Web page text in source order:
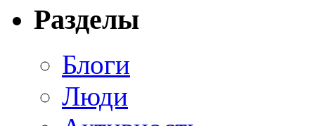
Разделы
Блоги
Люди